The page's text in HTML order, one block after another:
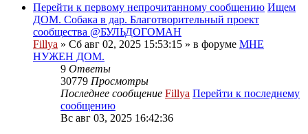
Перейти к первому непрочитанному сообщению Ищем
ДОМ. Собака в дар. Благотворительный проект
сообщества @БУЛЬДОГОМАН
Fillya » Сб авг 02, 2025 15:53:15 » в форуме МНЕ
НУЖЕН ДОМ.
9 Ответы
30779 Просмотры
Последнее сообщение Fillya Перейти к последнему
сообщению
Вс авг 03, 2025 16:42:36